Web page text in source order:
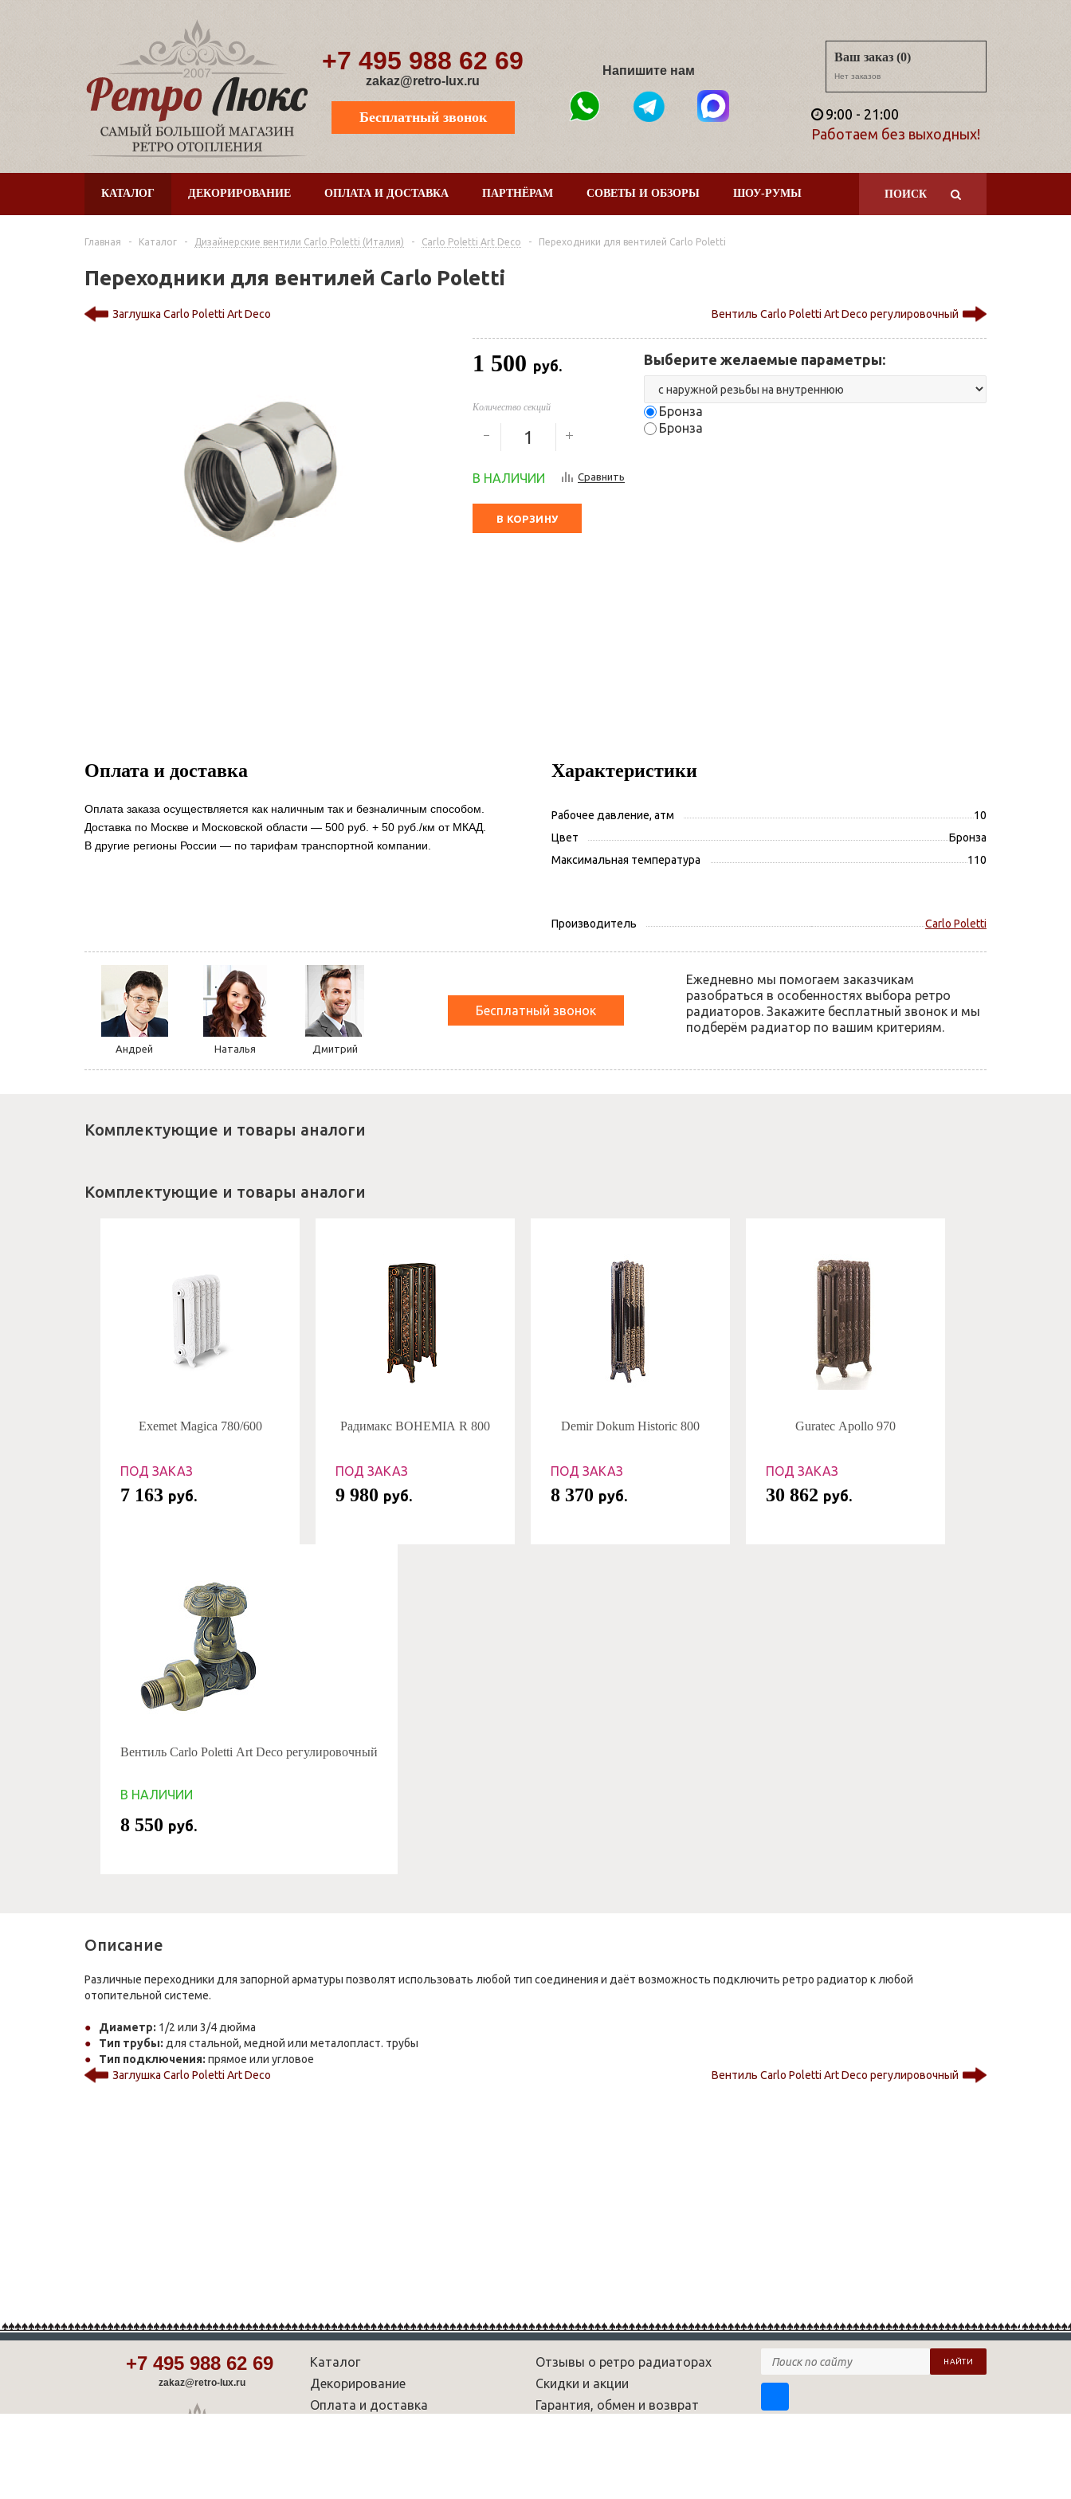
+7 495 988 62 69
zakaz@retro-lux.ru
Бесплатный звонок
Напишите нам
Ваш заказ (0)
Нет заказов
9:00 - 21:00
Работаем без выходных!
ПОИСК
КАТАЛОГ ДЕКОРИРОВАНИЕ ОПЛАТА И ДОСТАВКА ПАРТНЁРАМ СОВЕТЫ И ОБЗОРЫ ШОУ-РУМЫ
Главная - Каталог - Дизайнерские вентили Сarlo Poletti (Италия) - Carlo Poletti Art Deco - Переходники для вентилей Carlo Poletti
Переходники для вентилей Carlo Poletti
Заглушка Carlo Poletti Art Deco Вентиль Carlo Poletti Art Deco регулировочный
1 500 руб.
Количество секций
В НАЛИЧИИ Сравнить
Выберите желаемые параметры:
Бронза
Бронза
В КОРЗИНУ
Оплата и доставка
Оплата заказа осуществляется как наличным так и безналичным способом.
Доставка по Москве и Московской области — 500 руб. + 50 руб./км от МКАД.
В другие регионы России — по тарифам транспортной компании.
Характеристики
Рабочее давление, атм
10
Цвет
Бронза
Максимальная температура
110
Производитель Carlo Poletti
Андрей Наталья Дмитрий
Бесплатный звонок
Ежедневно мы помогаем заказчикам
разобраться в особенностях выбора ретро
радиаторов. Закажите бесплатный звонок и мы
подберём радиатор по вашим критериям.
Комплектующие и товары аналоги
Комплектующие и товары аналоги
Exemet Magica 780/600
ПОД ЗАКАЗ
7 163 руб.
Радимакс BOHEMIA R 800
ПОД ЗАКАЗ
9 980 руб.
Demir Dokum Historic 800
ПОД ЗАКАЗ
8 370 руб.
Guratec Apollo 970
ПОД ЗАКАЗ
30 862 руб.
Вентиль Carlo Poletti Art Deco регулировочный
В НАЛИЧИИ
8 550 руб.
Описание
Различные переходники для запорной арматуры позволят использовать любой тип соединения и даёт возможность подключить ретро радиатор к любой
отопительной системе.
Диаметр: 1/2 или 3/4 дюйма
Тип трубы: для стальной, медной или металопласт. трубы
Тип подключения: прямое или угловое
Заглушка Carlo Poletti Art Deco
Вентиль Carlo Poletti Art Deco регулировочный
+7 495 988 62 69
zakaz@retro-lux.ru
Каталог
Декорирование
Оплата и доставка
Отзывы о ретро радиаторах
Скидки и акции
Гарантия, обмен и возврат
НАЙТИ